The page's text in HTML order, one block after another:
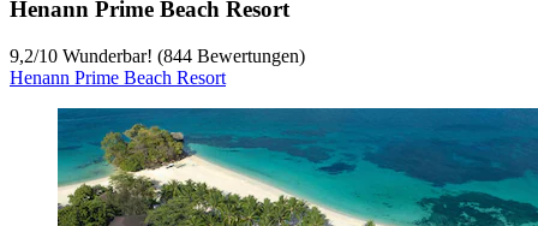
Henann Prime Beach Resort
9,2/10 Wunderbar! (844 Bewertungen)
Henann Prime Beach Resort